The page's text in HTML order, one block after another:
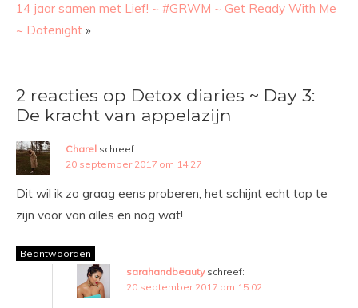
14 jaar samen met Lief! ~ #GRWM ~ Get Ready With Me
~ Datenight »
2 reacties op Detox diaries ~ Day 3:
De kracht van appelazijn
Charel schreef:
20 september 2017 om 14:27
Dit wil ik zo graag eens proberen, het schijnt echt top te
zijn voor van alles en nog wat!
Beantwoorden
sarahandbeauty schreef:
20 september 2017 om 15:02